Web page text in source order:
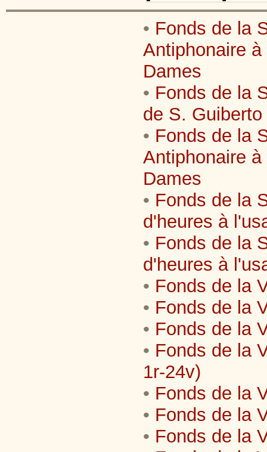
• Fonds de la
Antiphonaire
Dames
• Fonds de la
de S. Guiberto
• Fonds de la
Antiphonaire
Dames
• Fonds de la
d'heures à
• Fonds de la
d'heures à
• Fonds de la
• Fonds de la
• Fonds de la
• Fonds de la
1r-24v)
• Fonds de la
• Fonds de la
• Fonds de la